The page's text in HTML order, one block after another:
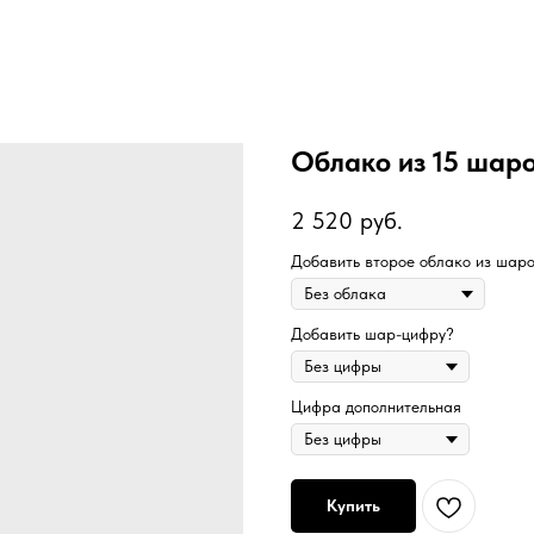
Облако из 15
2 520 руб.
Добавить второе облако из
Добавить шар-цифру?
Цифра дополнительная
Купить